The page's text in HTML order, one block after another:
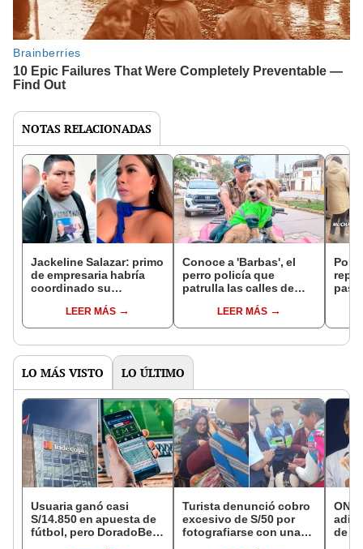
NOTAS RELACIONADAS
Jackeline Salazar: primo
de empresaria habría
coordinado su
según Fiscalía
LEER MÁS
Conoce a 'Barbas', el
perro policía que
patrulla las calles de
LEER MÁS
LO MÁS VISTO LO ÚLTIMO
Usuaria ganó casi
S/14.850 en apuesta de
fútbol, pero DoradoBet
Turista denunció cobro
excesivo de S/50 por
fotografiarse con una
ONP
de